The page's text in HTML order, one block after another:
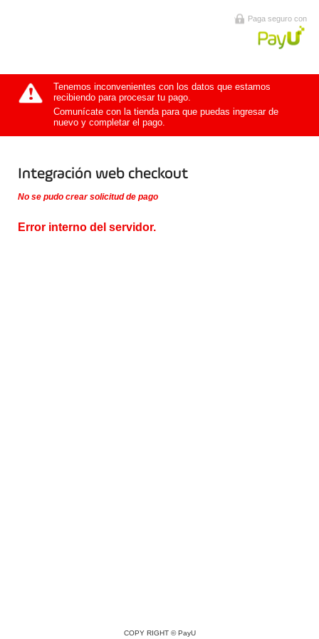
Paga seguro con
Tenemos inconvenientes con los datos que estamos
recibiendo para procesar tu pago.
Comunícate con la tienda para que puedas ingresar de
nuevo y completar el pago.
Integración web checkout
No se pudo crear solicitud de pago
Error interno del servidor.
COPY RIGHT ©PayU